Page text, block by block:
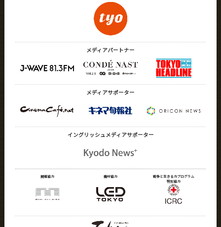
メディアパートナー
メディアサポーター
イングリッシュメディアサポーター
開催協力 機材協力
戦争と生きる力プログラム
特別協力